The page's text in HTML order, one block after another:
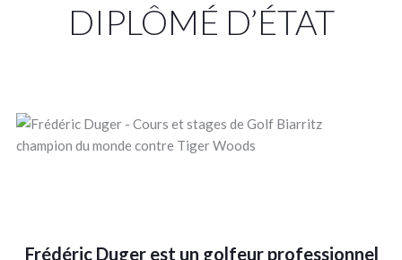
DIPLÔMÉ D’ÉTAT
Frédéric Duger est un golfeur professionnel